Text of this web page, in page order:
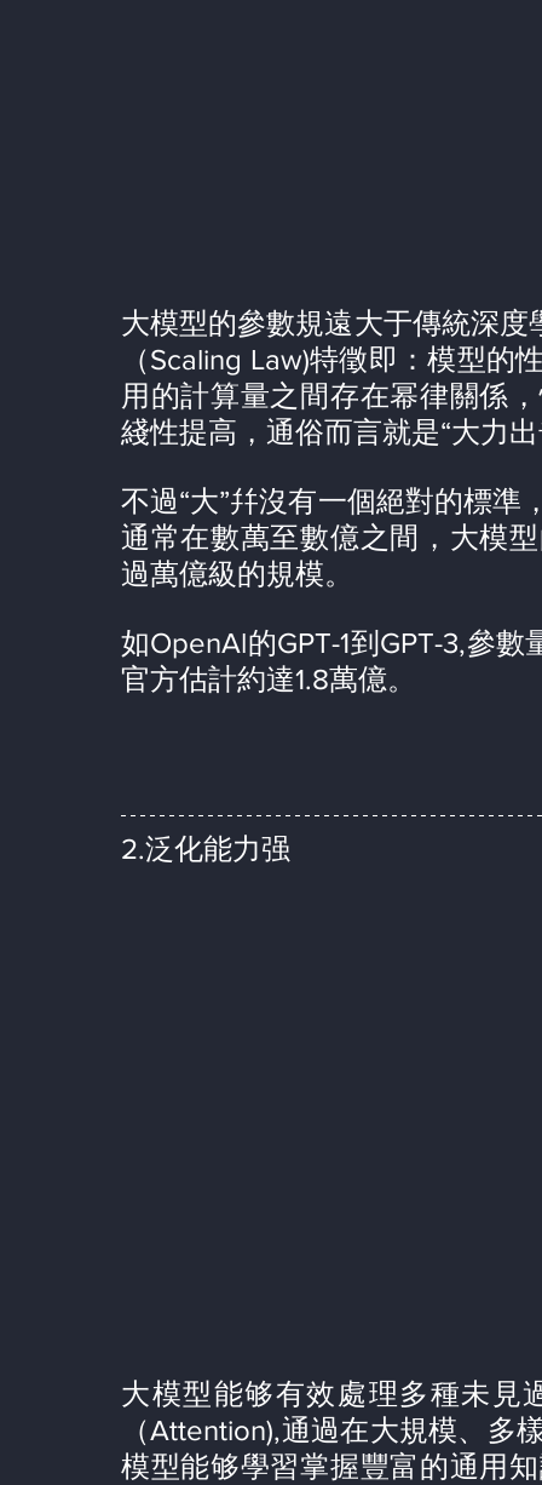
大模型的參數規遠大于傳統深度
（Scaling Law)特徵即：模型
用的計算量之間存在幂律關係
綫性提高，通俗而言就是“大力
不過“大”幷沒有一個絕對的標
通常在數萬至數億之間，大模
過萬億級的規模。
如OpenAl的GPT-1到GPT-3,參數
官方估計約達1.8萬億。
2.泛化能力强
大模型能够有效處理多種未見
（Attention),通過在大規模、
模型能够學習掌握豐富的通用